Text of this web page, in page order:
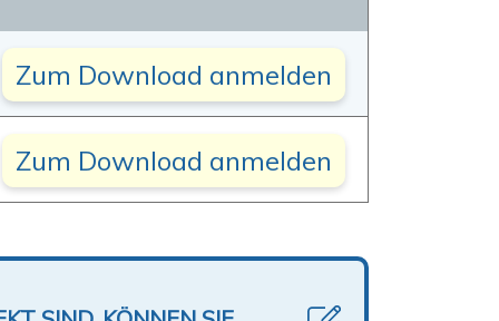
Zum Download anmelden
Zum Download anmelden